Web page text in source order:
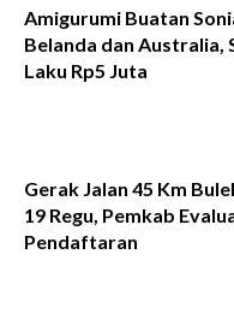
Amigurumi Buatan
Belanda dan Australia,
Laku Rp5 Juta
Gerak Jalan 45 Km
19 Regu, Pemkab
Pendaftaran